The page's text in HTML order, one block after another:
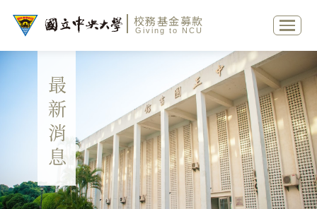
校務基金募款
Giving to NCU
最新消息